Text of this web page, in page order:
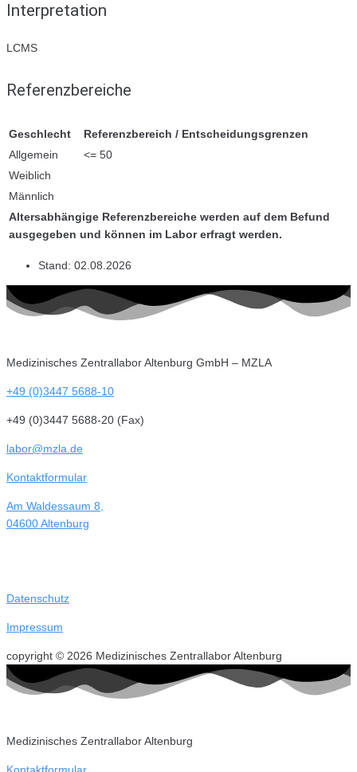
Interpretation
LCMS
Referenzbereiche
Geschlecht Referenzbereich / Entscheidungsgrenzen
Altersabhängige Referenzbereiche werden auf dem Befund
ausgegeben und können im Labor erfragt werden.
Allgemein
<= 50
Weiblich
Männlich
Stand: 02.08.2026
Medizinisches Zentrallabor Altenburg GmbH – MZLA
+49 (0)3447 5688-10
+49 (0)3447 5688-20 (Fax)
labor@mzla.de
Kontaktformular
Am Waldessaum 8,
04600 Altenburg
Datenschutz
Impressum
copyright © 2026 Medizinisches Zentrallabor Altenburg
Medizinisches Zentrallabor Altenburg
Kontaktformular